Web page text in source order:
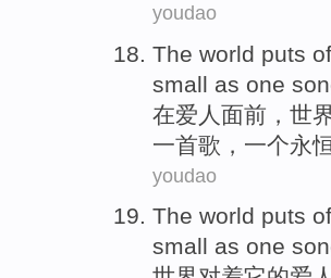
youdao
The world puts
small as one
在爱人 面前， 世
一首歌， 一个永
youdao
The world puts
small as one